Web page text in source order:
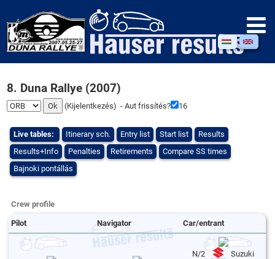
8. Duna Rallye (2007)
(Kijelentkezés) - Aut frissítés? 16
Live tables: Itinerary sch. Entry list Start list
Results
Results+Info
Penalties Retirements
Compare SS times
Bajnoki pontállás
Crew profile
Pilot Navigator Car/entrant
N/2
Suzuki